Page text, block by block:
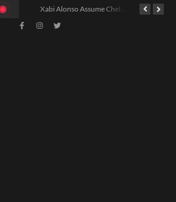
Xabi Alonso Assume Chelsea: Nova Estratégia Gerencial e Contrato Até 2030